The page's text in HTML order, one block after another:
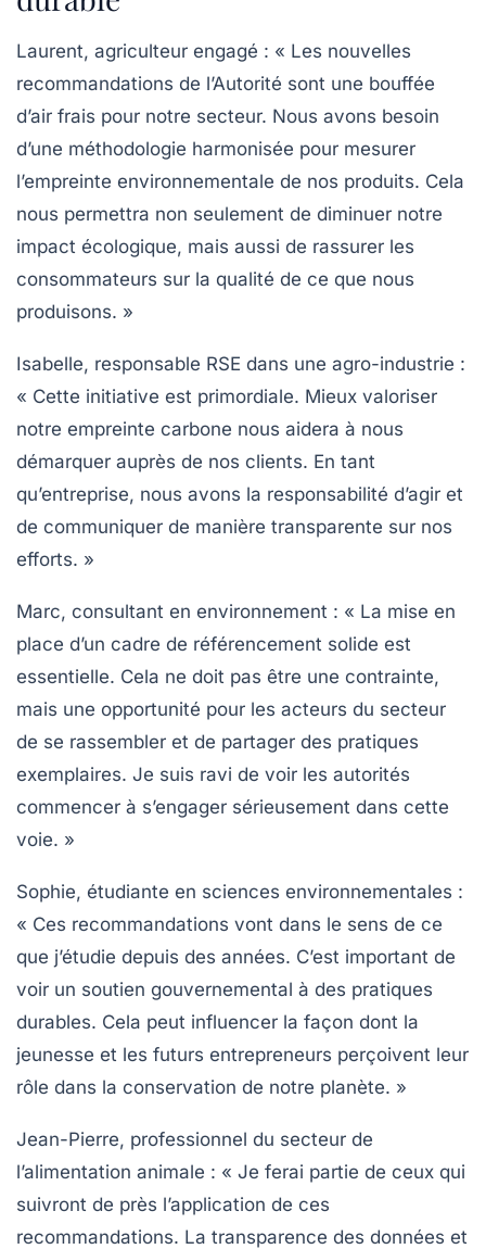
Laurent, agriculteur engagé : « Les nouvelles
recommandations de l’Autorité sont une bouffée
d’air frais pour notre secteur. Nous avons besoin
d’une méthodologie harmonisée pour mesurer
l’empreinte environnementale de nos produits. Cela
nous permettra non seulement de diminuer notre
impact écologique, mais aussi de rassurer les
consommateurs sur la qualité de ce que nous
produisons. »
Isabelle, responsable RSE dans une agro-industrie :
« Cette initiative est primordiale. Mieux valoriser
notre empreinte carbone nous aidera à nous
démarquer auprès de nos clients. En tant
qu’entreprise, nous avons la responsabilité d’agir et
de communiquer de manière transparente sur nos
efforts. »
Marc, consultant en environnement : « La mise en
place d’un cadre de référencement solide est
essentielle. Cela ne doit pas être une contrainte,
mais une opportunité pour les acteurs du secteur
de se rassembler et de partager des pratiques
exemplaires. Je suis ravi de voir les autorités
commencer à s’engager sérieusement dans cette
voie. »
Sophie, étudiante en sciences environnementales :
« Ces recommandations vont dans le sens de ce
que j’étudie depuis des années. C’est important de
voir un soutien gouvernemental à des pratiques
durables. Cela peut influencer la façon dont la
jeunesse et les futurs entrepreneurs perçoivent leur
rôle dans la conservation de notre planète. »
Jean-Pierre, professionnel du secteur de
l’alimentation animale : « Je ferai partie de ceux qui
suivront de près l’application de ces
recommandations. La transparence des données et